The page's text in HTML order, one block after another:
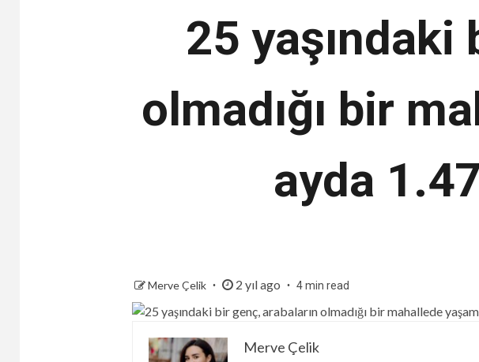
25 yaşındaki
olmadığı bir
ayda
Merve Çelik 2 yıl ago 4 min read
Merve Çelik